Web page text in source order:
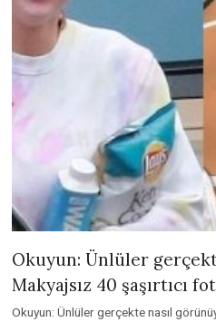
Okuyun: Ünlüler
Makyajsız 40 şaşırtıcı
Okuyun: Ünlüler gerçekte nasıl